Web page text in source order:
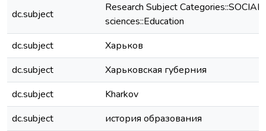
dc.subject
Research Subject Categories::SOCIAL
sciences::Education
dc.subject
Харьков
dc.subject
Харьковская губерния
dc.subject
Kharkov
dc.subject
история образования